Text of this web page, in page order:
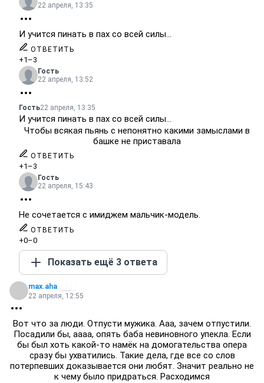
22 апреля, 13:35
И учится пинать в пах со всей силы...
ОТВЕТИТЬ
+1 –3
Гость
22 апреля, 13:52
Гость22 апреля, 13:35
И учится пинать в пах со всей силы...
Чтобы всякая пьянь с непонятно какими замыслами в
башке не приставала
ОТВЕТИТЬ
+1 –3
Гость
22 апреля, 15:43
Не сочетается с имиджем мальчик-модель.
ОТВЕТИТЬ
+0–0
Показать ещё 3 ответа
max.aha
22 апреля, 12:55
Вот что за люди. Отпусти мужика. Ааа, зачем отпустили.
Посадили бы, аааа, опять баба невиновного упекла. Если
бы был хоть какой-то намёк на домогательства опера
сразу бы ухватились. Такие дела, где все со слов
потерпевших доказывается они любят. Значит реально не
к чему было придраться. Расходимся